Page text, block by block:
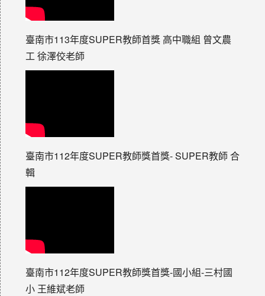
臺南市113年度SUPER教師首獎 高中職組 曾文農
工 徐澤佼老師
臺南市112年度SUPER教師獎首獎- SUPER教師 合
輯
臺南市112年度SUPER教師獎首獎-國小組-三村國
小 王維斌老師